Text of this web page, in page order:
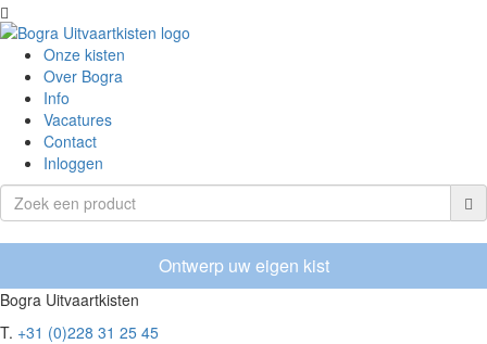
Onze kisten
Over Bogra
Info
Vacatures
Contact
Inloggen
Ontwerp uw eigen kist
Bogra Uitvaartkisten
T. +31 (0)228 31 25 45